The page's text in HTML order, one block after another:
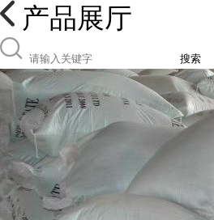
产品展厅
搜索